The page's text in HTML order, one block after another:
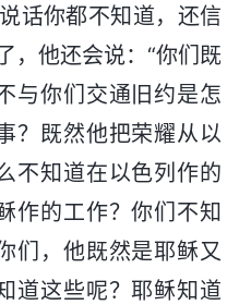
话你都不知道，还信
，他还会说：“你们既
与你们交通旧约是怎
？既然他把荣耀从以
不知道在以色列作的
作的工作？你们不知
们，他既然是耶稣又
道这些呢？耶稣知道